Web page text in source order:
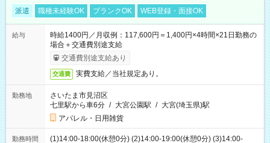
派遣 職種未経験OK ブランクOK WEB登録・面接OK
給与
時給1400円／月収例：117,600円＝1,400円×4時間×21日勤務の
場合＋交通費別途支給
交通費別途支給あり
交通費 実費支給／当社規定あり。
勤務地
さいたま市見沼区
七里駅から車6分 / 大宮公園駅 / 大宮(埼玉県)駅
アパレル・日用雑貨
勤務時間
(1)14:00-18:00(休憩0分) (2)14:00-19:00(休憩0分) (3)14:00-